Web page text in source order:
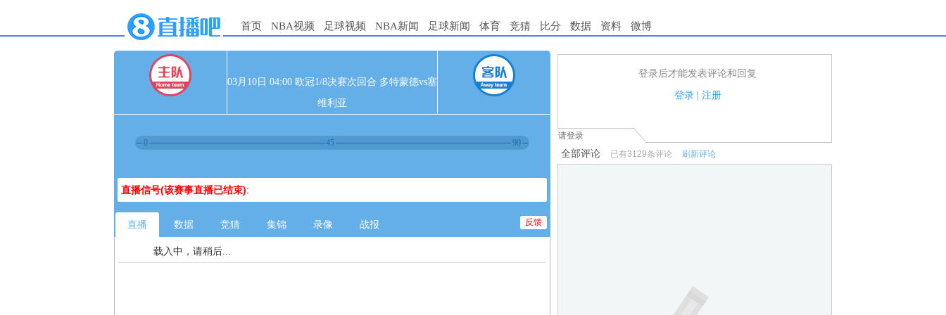
首页 NBA视频 足球视频 NBA新闻 足球新闻 体育 竞猜 比分 数据 资料 微博
03月10日 04:00 欧冠1/8决赛次回合 多特蒙德vs塞
维利亚
0 45 90
直播信号(该赛事直播已结束):
直播 数据 竞猜 集锦 录像 战报 反馈
载入中，请稍后...
登录后才能发表评论和回复
登录| 注册
1.电脑端新用户可以发表评论了！
请登录
全部评论 已有3129条评论 刷新评论